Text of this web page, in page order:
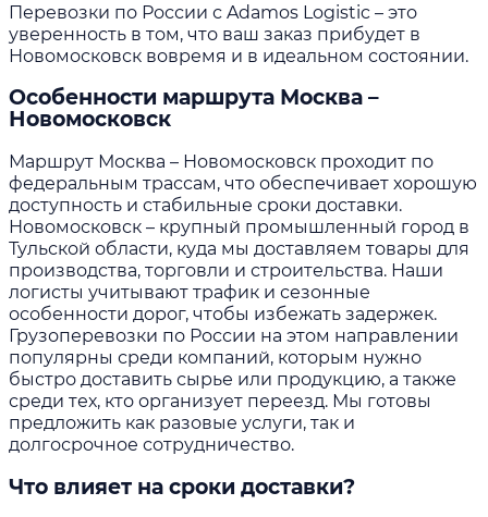
Перевозки по России с Adamos Logistic – это
уверенность в том, что ваш заказ прибудет в
Новомосковск вовремя и в идеальном состоянии.
Особенности маршрута Москва –
Новомосковск
Маршрут Москва – Новомосковск проходит по
федеральным трассам, что обеспечивает хорошую
доступность и стабильные сроки доставки.
Новомосковск – крупный промышленный город в
Тульской области, куда мы доставляем товары для
производства, торговли и строительства. Наши
логисты учитывают трафик и сезонные
особенности дорог, чтобы избежать задержек.
Грузоперевозки по России на этом направлении
популярны среди компаний, которым нужно
быстро доставить сырье или продукцию, а также
среди тех, кто организует переезд. Мы готовы
предложить как разовые услуги, так и
долгосрочное сотрудничество.
Что влияет на сроки доставки?